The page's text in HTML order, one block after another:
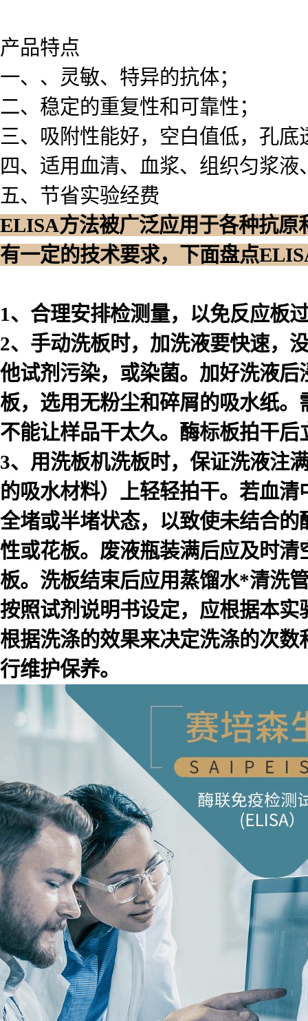
产品特点
一、、灵敏、特异的抗体；
二、稳定的重复性和可靠性；
三、吸附性能好，空白值低，孔
四、适用血清、血浆、组织匀浆
五、节省实验经费
ELISA方法被广泛应用于各种抗
有一定的技术要求，下面盘点
1、合理安排检测量，以免反应板
2、手动洗板时，加洗液要快速，
他试剂污染，或染菌。加好洗液
板，选用无粉尘和碎屑的吸水纸
不能让样品干太久。酶标板拍干后
3、用洗板机洗板时，保证洗液注
的吸水材料）上轻轻拍干。若血
全堵或半堵状态，以致使未结合
性或花板。废液瓶装满后应及时
板。洗板结束后应用蒸馏水*清洗
按照试剂说明书设定，应根据本
根据洗涤的效果来决定洗涤的次
行维护保养。